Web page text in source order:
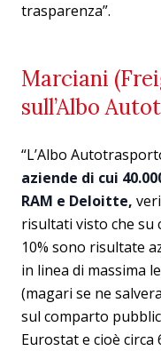
trasparenza”.
Marciani
sull’Albo
“L’Albo
aziende di cui
RAM e Deloitte,
risultati visto che su
10% sono risultate
in linea di massima
(magari se ne
sul comparto
Eurostat e cioè circa